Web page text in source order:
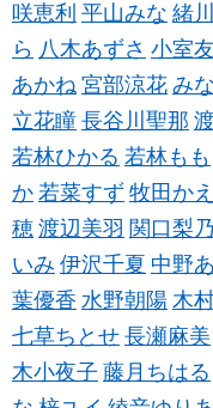
咲恵利 平山みな 緒
ら 八木あずさ 小室
あかね 宮部涼花 み
立花瞳 長谷川聖那
若林ひかる 若林もも
か 若菜すず 牧田か
穂 渡辺美羽 関口梨乃
いみ 伊沢千夏 中野
葉優香 水野朝陽 木
七草ちとせ 長瀬麻美
木小夜子 藤月ちはる